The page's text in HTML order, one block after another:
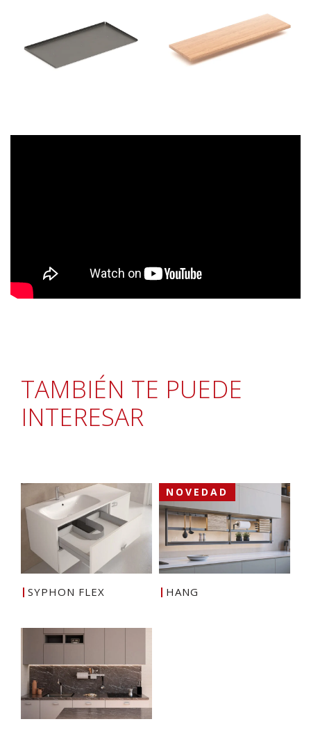
TAMBIÉN TE PUEDE
INTERESAR
SYPHON FLEX
NOVEDAD
HANG